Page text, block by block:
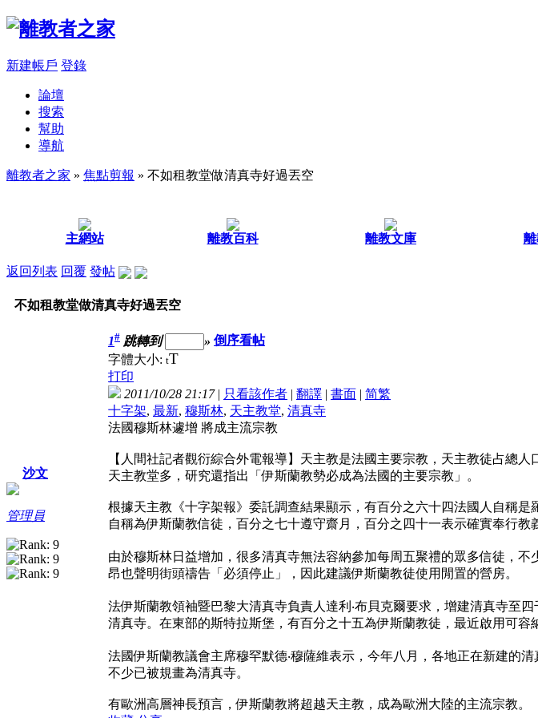
新建帳戶 登錄
論壇
搜索
幫助
導航
離教者之家 » 焦點剪報 » 不如租教堂做清真寺好過丟空
主網站 離教百科 離教文庫
返回列表 回覆 發帖
不如租教堂做清真寺好過丟空
沙文
管理員
1# 跳轉到 » 倒序看帖
字體大小: tT
打印
2011/10/28 21:17| 只看該作者 | 翻譯 | 書面 | 简繁
十字架, 最新, 穆斯林, 天主教堂, 清真寺
法國穆斯林遽增 將成主流宗教
【人間社記者觀衍綜合外電報導】天主教是法國主要宗教，天主教徒占總
天主教堂多，研究還指出「伊斯蘭教勢必成為法國的主要宗教」。
根據天主教《十字架報》委託調查結果顯示，有百分之六十四法國人自稱
自稱為伊斯蘭教信徒，百分之七十遵守齋月，百分之四十一表示確實奉行教
由於穆斯林日益增加，很多清真寺無法容納參加每周五聚禮的眾多信徒，
昂也聲明街頭禱告「必須停止」，因此建議伊斯蘭教徒使用閒置的營房。
法伊斯蘭教領袖暨巴黎大清真寺負責人達利‧布貝克爾要求，增建清真寺至
清真寺。在東部的斯特拉斯堡，有百分之十五為伊斯蘭教徒，最近啟用可容
法國伊斯蘭教議會主席穆罕默德‧穆薩維表示，今年八月，各地正在新建的
不少已被規畫為清真寺。
有歐洲高層神長預言，伊斯蘭教將超越天主教，成為歐洲大陸的主流宗教。